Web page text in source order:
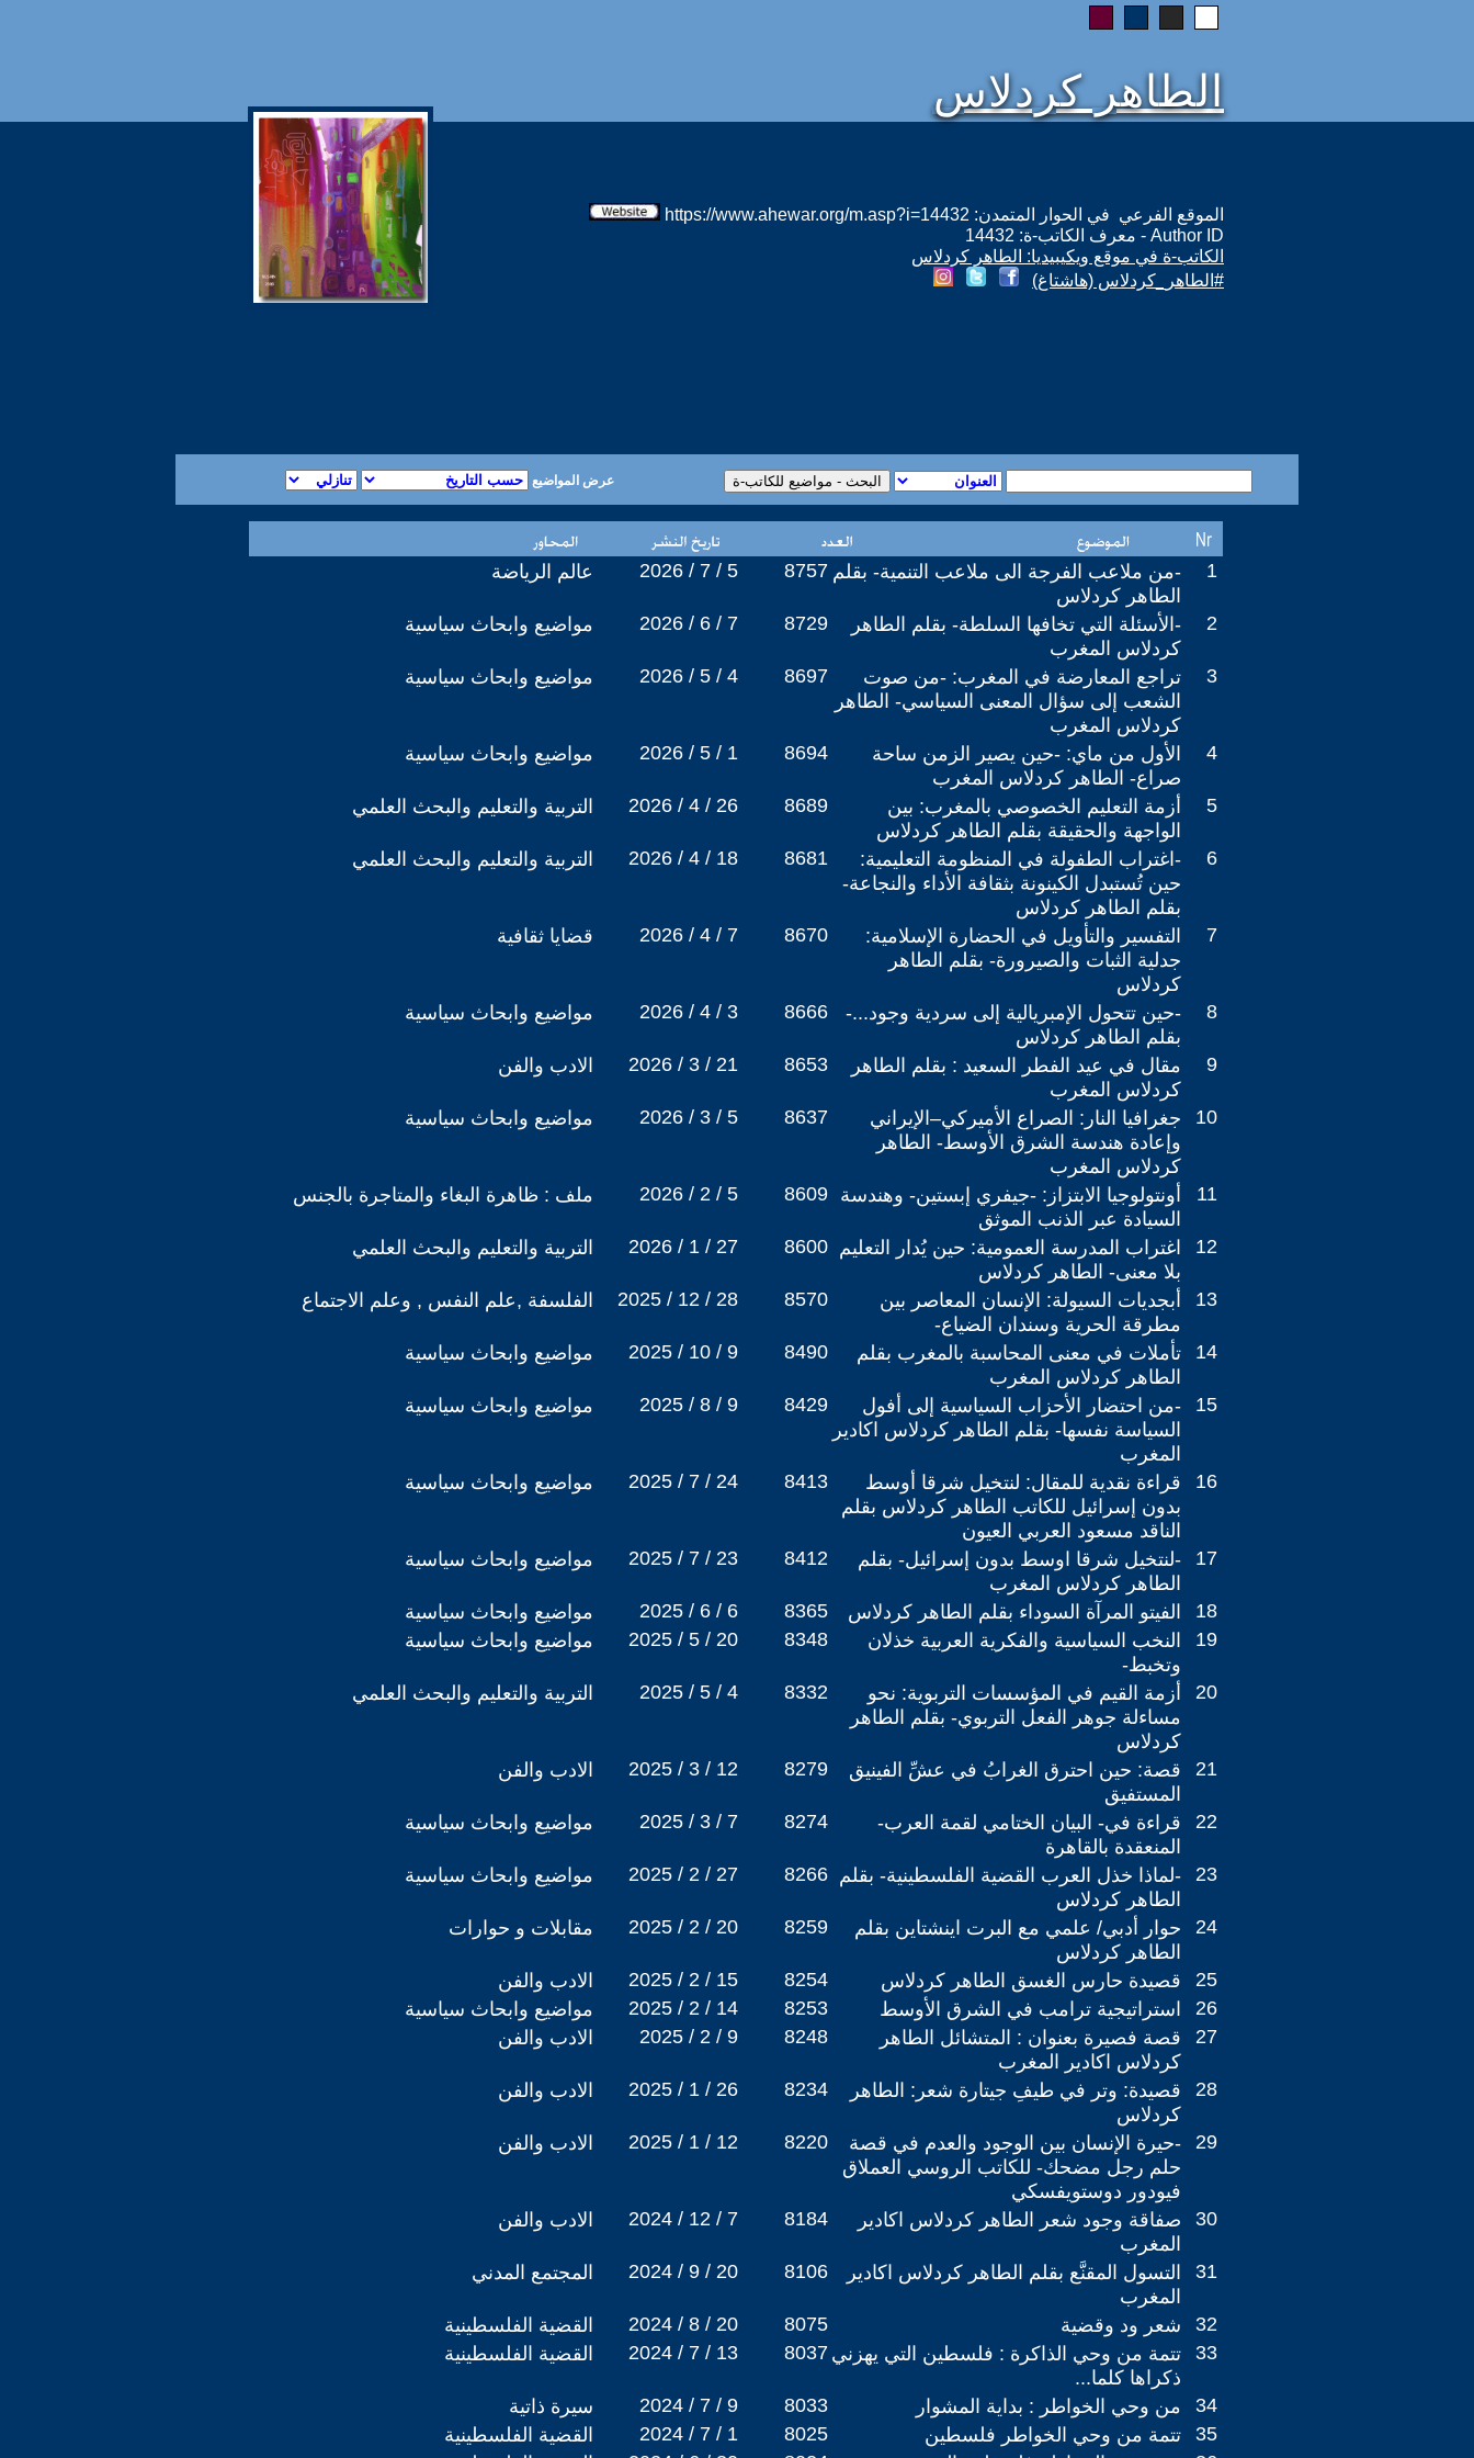
الطاهر كردلاس
الموقع الفرعي في الحوار المتمدن: https://www.ahewar.org/m.asp?i=14432
Author ID - معرف الكاتب-ة: 14432
الكاتب-ة في موقع ويكيبيديا: الطاهر كردلاس
#الطاهر_كردلاس (هاشتاغ)
عرض المواضيع
عالم الرياضة 2026 / 7 / 5 8757 -من ملاعب الفرجة الى ملاعب التنمية- بقلم
الطاهر كردلاس
1
مواضيع وابحاث سياسية 2026 / 6 / 7 8729
-الأسئلة التي تخافها السلطة- بقلم الطاهر
كردلاس المغرب
2
مواضيع وابحاث سياسية 2026 / 5 / 4 8697
تراجع المعارضة في المغرب: -من صوت
الشعب إلى سؤال المعنى السياسي- الطاهر
كردلاس المغرب
3
مواضيع وابحاث سياسية 2026 / 5 / 1 8694
الأول من ماي: -حين يصير الزمن ساحة
صراع- الطاهر كردلاس المغرب
4
التربية والتعليم والبحث العلمي 2026 / 4 / 26 8689
أزمة التعليم الخصوصي بالمغرب: بين
الواجهة والحقيقة بقلم الطاهر كردلاس
5
التربية والتعليم والبحث العلمي 2026 / 4 / 18 8681
-اغتراب الطفولة في المنظومة التعليمية:
حين تُستبدل الكينونة بثقافة الأداء والنجاعة-
بقلم الطاهر كردلاس
6
قضايا ثقافية 2026 / 4 / 7 8670
التفسير والتأويل في الحضارة الإسلامية:
جدلية الثبات والصيرورة- بقلم الطاهر
كردلاس
7
مواضيع وابحاث سياسية 2026 / 4 / 3 8666
-حين تتحول الإمبريالية إلى سردية وجود...-
بقلم الطاهر كردلاس
8
الادب والفن 2026 / 3 / 21 8653
مقال في عيد الفطر السعيد : بقلم الطاهر
كردلاس المغرب
9
مواضيع وابحاث سياسية 2026 / 3 / 5 8637
جغرافيا النار: الصراع الأميركي–الإيراني
وإعادة هندسة الشرق الأوسط- الطاهر
كردلاس المغرب
10
ملف : ظاهرة البغاء والمتاجرة بالجنس 2026 / 2 / 5 8609 أونتولوجيا الابتزاز: -جيفري إبستين- وهندسة
السيادة عبر الذنب الموثق
11
التربية والتعليم والبحث العلمي 2026 / 1 / 27 8600 اغتراب المدرسة العمومية: حين يُدار التعليم
بلا معنى- الطاهر كردلاس
12
الفلسفة ,علم النفس , وعلم الاجتماع 2025 / 12 / 28 8570
​أبجديات السيولة: الإنسان المعاصر بين
مطرقة الحرية وسندان الضياع-
13
مواضيع وابحاث سياسية 2025 / 10 / 9 8490
تأملات في معنى المحاسبة بالمغرب بقلم
الطاهر كردلاس المغرب
14
مواضيع وابحاث سياسية 2025 / 8 / 9 8429
-من احتضار الأحزاب السياسية إلى أفول
السياسة نفسها- بقلم الطاهر كردلاس اكادير
المغرب
15
مواضيع وابحاث سياسية 2025 / 7 / 24 8413
قراءة نقدية للمقال: لنتخيل شرقا أوسط
بدون إسرائيل للكاتب الطاهر كردلاس بقلم
الناقد مسعود العربي العيون
16
مواضيع وابحاث سياسية 2025 / 7 / 23 8412
-لنتخيل شرقا اوسط بدون إسرائيل- بقلم
الطاهر كردلاس المغرب
17
مواضيع وابحاث سياسية 2025 / 6 / 6 8365 الفيتو المرآة السوداء بقلم الطاهر كردلاس
18
مواضيع وابحاث سياسية
2025 / 5 / 20 8348
النخب السياسية والفكرية العربية خذلان
وتخبط-
19
التربية والتعليم والبحث العلمي 2025 / 5 / 4 8332
أزمة القيم في المؤسسات التربوية: نحو
مساءلة جوهر الفعل التربوي- بقلم الطاهر
كردلاس
20
الادب والفن 2025 / 3 / 12 8279
قصة: حين احترق الغرابُ في عشِّ الفينيق
المستفيق
21
مواضيع وابحاث سياسية 2025 / 3 / 7 8274
قراءة في- البيان الختامي لقمة العرب-
المنعقدة بالقاهرة
22
مواضيع وابحاث سياسية 2025 / 2 / 27 8266 -لماذا خذل العرب القضية الفلسطينية- بقلم
الطاهر كردلاس
23
مقابلات و حوارات 2025 / 2 / 20 8259
حوار أدبي/ علمي مع البرت اينشتاين بقلم
الطاهر كردلاس
24
الادب والفن 2025 / 2 / 15 8254 قصيدة حارس الغسق الطاهر كردلاس
25
مواضيع وابحاث سياسية
2025 / 2 / 14 8253 استراتيجية ترامب في الشرق الأوسط
26
الادب والفن
2025 / 2 / 9 8248
قصة فصيرة بعنوان : المتشائل الطاهر
كردلاس اكادير المغرب
27
الادب والفن 2025 / 1 / 26 8234
قصيدة: وتر في طيفِ جيتارة شعر: الطاهر
كردلاس
28
الادب والفن 2025 / 1 / 12 8220
-حيرة الإنسان بين الوجود والعدم في قصة
حلم رجل مضحك- للكاتب الروسي العملاق
فيودور دوستويفسكي
29
الادب والفن 2024 / 12 / 7 8184
صفاقة وجود شعر الطاهر كردلاس اكادير
المغرب
30
المجتمع المدني 2024 / 9 / 20 8106
التسول المقنَّع بقلم الطاهر كردلاس اكادير
المغرب
31
القضية الفلسطينية 2024 / 8 / 20 8075 شعر ود وقضية
32
القضية الفلسطينية
2024 / 7 / 13 8037 تتمة من وحي الذاكرة : فلسطين التي يهزني
ذكراها كلما...
33
سيرة ذاتية 2024 / 7 / 9 8033 من وحي الخواطر : بداية المشوار
34
القضية الفلسطينية
2024 / 7 / 1 8025 تتمة من وحي الخواطر فلسطين
35